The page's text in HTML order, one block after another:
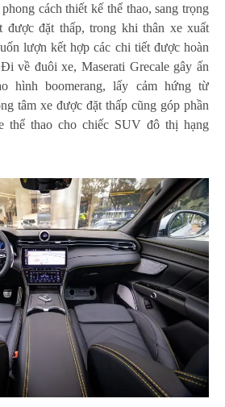
cách thiết kế thể thao, sang trọng
được đặt thấp, trong khi thân xe xuất
lượn kết hợp các chi tiết được hoàn
về đuôi xe, Maserati Grecale gây ấn
hình boomerang, lấy cảm hứng từ
tâm xe được đặt thấp cũng góp phần
thể thao cho chiếc SUV đô thị hạng